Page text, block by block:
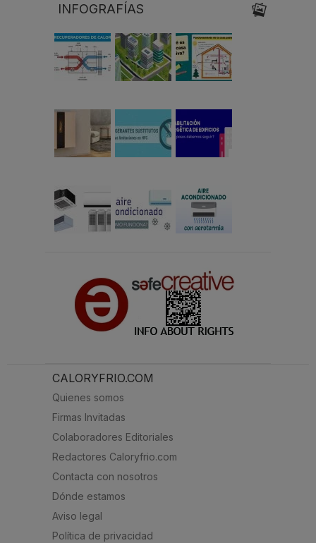
INFOGRAFÍAS
CALORYFRIO.COM
Quienes somos
Firmas Invitadas
Colaboradores Editoriales
Redactores Caloryfrio.com
Contacta con nosotros
Dónde estamos
Aviso legal
Política de privacidad